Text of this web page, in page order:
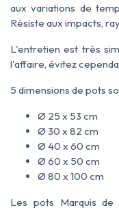
aux variations de
Résiste aux impacts,
L'entretien est très
l'affaire, évitez
5 dimensions de pots
Ø 25 x 53 cm
Ø 30 x 82 cm
Ø 40 x 60 cm
Ø 60 x 50 cm
Ø 80 x 100 cm
Les pots Marquis de